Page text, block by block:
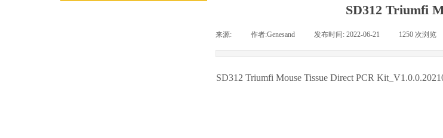
SD312 Triumfi
来源: 作者:Genesand 发布时间: 2022-06-21 1250 次浏览
SD312 Triumfi Mouse Tissue Direct PCR